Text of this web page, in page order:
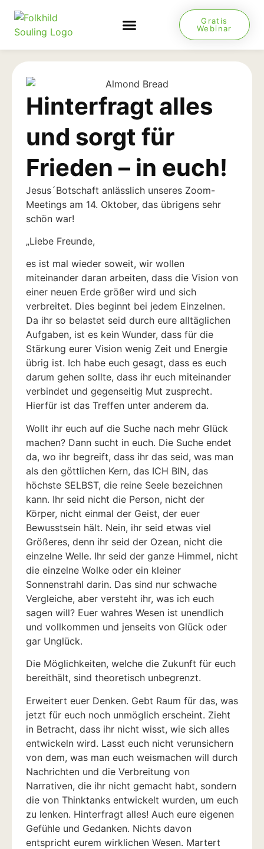
Gratis
Webinar
Hinterfragt alles
und sorgt für
Frieden – in euch!
Jesus´Botschaft anlässlich unseres Zoom-
Meetings am 14. Oktober, das übrigens sehr
schön war!
„Liebe Freunde,
es ist mal wieder soweit, wir wollen
miteinander daran arbeiten, dass die Vision von
einer neuen Erde größer wird und sich
verbreitet. Dies beginnt bei jedem Einzelnen.
Da ihr so belastet seid durch eure alltäglichen
Aufgaben, ist es kein Wunder, dass für die
Stärkung eurer Vision wenig Zeit und Energie
übrig ist. Ich habe euch gesagt, dass es euch
darum gehen sollte, dass ihr euch miteinander
verbindet und gegenseitig Mut zusprecht.
Hierfür ist das Treffen unter anderem da.
Wollt ihr euch auf die Suche nach mehr Glück
machen? Dann sucht in euch. Die Suche endet
da, wo ihr begreift, dass ihr das seid, was man
als den göttlichen Kern, das ICH BIN, das
höchste SELBST, die reine Seele bezeichnen
kann. Ihr seid nicht die Person, nicht der
Körper, nicht einmal der Geist, der euer
Bewusstsein hält. Nein, ihr seid etwas viel
Größeres, denn ihr seid der Ozean, nicht die
einzelne Welle. Ihr seid der ganze Himmel, nicht
die einzelne Wolke oder ein kleiner
Sonnenstrahl darin. Das sind nur schwache
Vergleiche, aber versteht ihr, was ich euch
sagen will? Euer wahres Wesen ist unendlich
und vollkommen und jenseits von Glück oder
gar Unglück.
Die Möglichkeiten, welche die Zukunft für euch
bereithält, sind theoretisch unbegrenzt.
Erweitert euer Denken. Gebt Raum für das, was
jetzt für euch noch unmöglich erscheint. Zieht
in Betracht, dass ihr nicht wisst, wie sich alles
entwickeln wird. Lasst euch nicht verunsichern
von dem, was man euch weismachen will durch
Nachrichten und die Verbreitung von
Narrativen, die ihr nicht gemacht habt, sondern
die von Thinktanks entwickelt wurden, um euch
zu lenken. Hinterfragt alles! Auch eure eigenen
Gefühle und Gedanken. Nichts davon
entspricht eurem wirklichen Wesen. Martert